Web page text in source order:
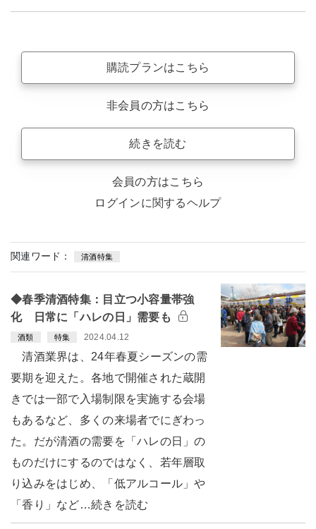
購読プランはこちら
非会員の方はこちら
続きを読む
会員の方はこちら
ログインに関するヘルプ
関連ワード： 清酒特集
◆春季清酒特集：目立つ小容量帯強
化 日常に「ハレの日」需要も
酒類 特集 2024.04.12
清酒業界は、24年春夏シーズンの需
要期を迎えた。各地で開催された蔵開
きでは一部で入場制限を実施する会場
もあるなど、多くの来場者でにぎわっ
た。だが清酒の需要を「ハレの日」の
ものだけにするのではなく、若年層取
り込みをはじめ、「低アルコール」や
「香り」など…続きを読む